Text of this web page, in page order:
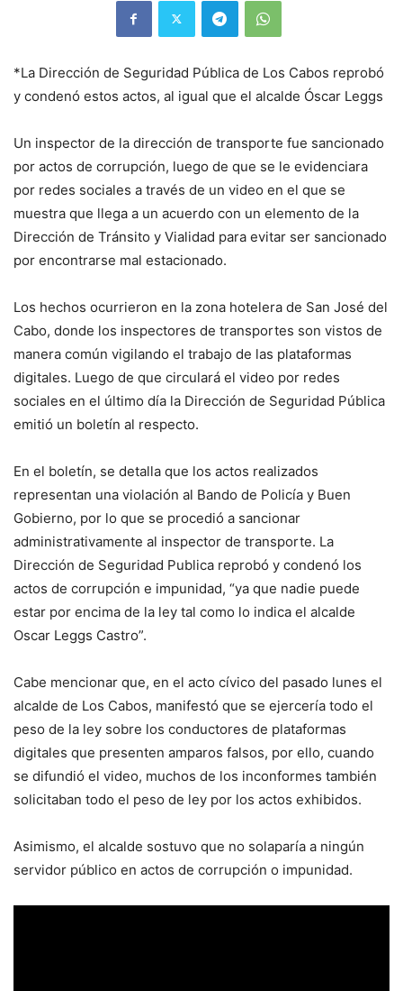
*La Dirección de Seguridad Pública de Los Cabos reprobó
y condenó estos actos, al igual que el alcalde Óscar Leggs
Un inspector de la dirección de transporte fue sancionado
por actos de corrupción, luego de que se le evidenciara
por redes sociales a través de un video en el que se
muestra que llega a un acuerdo con un elemento de la
Dirección de Tránsito y Vialidad para evitar ser sancionado
por encontrarse mal estacionado.
Los hechos ocurrieron en la zona hotelera de San José del
Cabo, donde los inspectores de transportes son vistos de
manera común vigilando el trabajo de las plataformas
digitales. Luego de que circulará el video por redes
sociales en el último día la Dirección de Seguridad Pública
emitió un boletín al respecto.
En el boletín, se detalla que los actos realizados
representan una violación al Bando de Policía y Buen
Gobierno, por lo que se procedió a sancionar
administrativamente al inspector de transporte. La
Dirección de Seguridad Publica reprobó y condenó los
actos de corrupción e impunidad, “ya que nadie puede
estar por encima de la ley tal como lo indica el alcalde
Oscar Leggs Castro”.
Cabe mencionar que, en el acto cívico del pasado lunes el
alcalde de Los Cabos, manifestó que se ejercería todo el
peso de la ley sobre los conductores de plataformas
digitales que presenten amparos falsos, por ello, cuando
se difundió el video, muchos de los inconformes también
solicitaban todo el peso de ley por los actos exhibidos.
Asimismo, el alcalde sostuvo que no solaparía a ningún
servidor público en actos de corrupción o impunidad.